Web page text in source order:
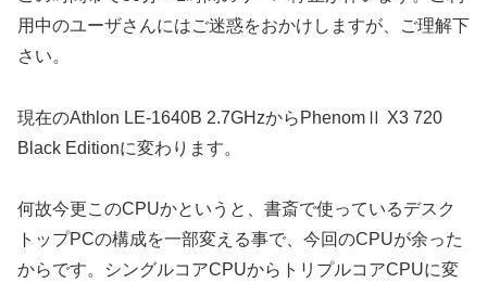
用中のユーザさんにはご迷惑をおかけしますが、ご理解下
さい。
現在のAthlon LE-1640B 2.7GHzからPhenomⅡ X3 720
Black Editionに変わります。
何故今更このCPUかというと、書斎で使っているデスク
トップPCの構成を一部変える事で、今回のCPUが余った
からです。シングルコアCPUからトリプルコアCPUに変